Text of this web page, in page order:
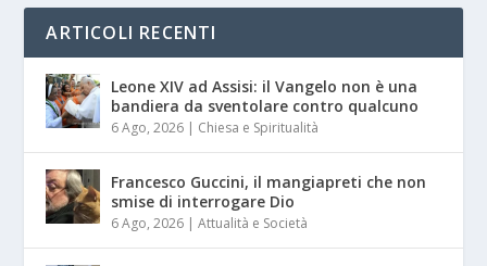
ARTICOLI RECENTI
Leone XIV ad Assisi: il Vangelo non è una
bandiera da sventolare contro qualcuno
6 Ago, 2026 | Chiesa e Spiritualità
Francesco Guccini, il mangiapreti che non
smise di interrogare Dio
6 Ago, 2026 |Attualità e Società